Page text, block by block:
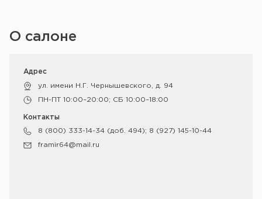
О салоне
Адрес
ул. имени Н.Г. Чернышевского, д. 94
ПН-ПТ 10:00–20:00; СБ 10:00–18:00
Контакты
8 (800) 333-14-34 (доб. 494); 8 (927) 145-10-44
framir64@mail.ru